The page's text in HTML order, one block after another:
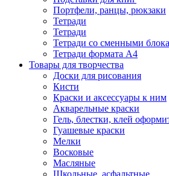
Портфели, ранцы, рюкзаки
Тетради
Тетради
Тетради со сменными
Тетради формата А4
Товары для творчества
Доски для рисования
Кисти
Краски и аксессуары к ним
Акварельные краски
Гель, блестки, клей
Гуашевые краски
Мелки
Восковые
Масляные